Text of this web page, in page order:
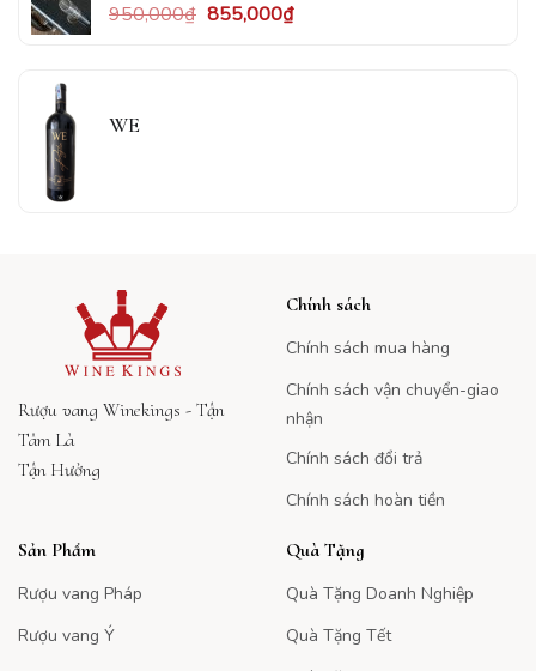
950,000₫ 855,000₫
WE
Rượu vang Winekings - Tận
Tâm Là
Tận Hưởng
Chính sách
Chính sách mua hàng
Chính sách vận chuyển-giao
nhận
Chính sách đổi trả
Chính sách hoàn tiền
Sản Phẩm
Rượu vang Pháp
Rượu vang Ý
Quà Tặng
Quà Tặng Doanh Nghiệp
Quà Tặng Tết